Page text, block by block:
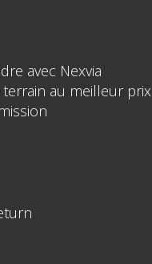
avec Nexvia
au meilleur prix